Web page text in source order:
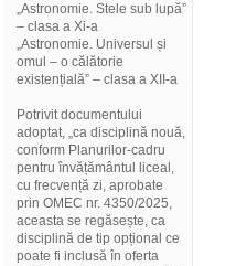
„Astronomie. Stele sub lupă”
– clasa a Xi-a
„Astronomie. Universul și
omul – o călătorie
existențială” – clasa a XII-a
Potrivit documentului
adoptat, „ca disciplină nouă,
conform Planurilor-cadru
pentru învățământul liceal,
cu frecvență zi, aprobate
prin OMEC nr. 4350/2025,
aceasta se regăsește, ca
disciplină de tip opțional ce
poate fi inclusă în oferta